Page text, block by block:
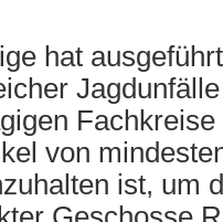
hat
von
ist, um